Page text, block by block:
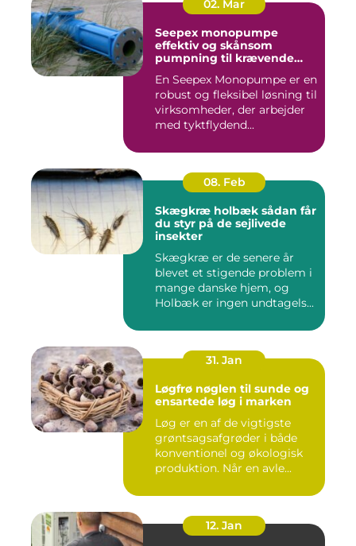
02. Mar
Seepex monopumpe
effektiv og skånsom
pumpning til krævende
En Seepex Monopumpe er en
robust og fleksibel løsning til
virksomheder, der arbejder
med tyktflydend...
08. Feb
Skægkræ holbæk sådan får
du styr på de sejlivede
insekter
Skægkræ er de senere år
blevet et stigende problem i
mange danske hjem, og
Holbæk er ingen undtagels...
31. Jan
Løgfrø nøglen til sunde og
ensartede løg i marken
Løg er en af de vigtigste
grøntsagsafgrøder i både
konventionel og økologisk
produktion. Når en avle...
12. Jan